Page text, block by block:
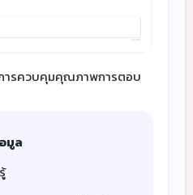
ารควบคุมคุณภาพการตอบ
มูล